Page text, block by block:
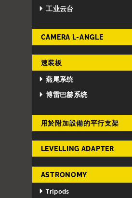
工业云台
CAMERA L-ANGLE
速装板
燕尾系统
博雷巴赫系统
用於附加設備的平行支架
LEVELLING ADAPTER
ASTRONOMY
Tripods